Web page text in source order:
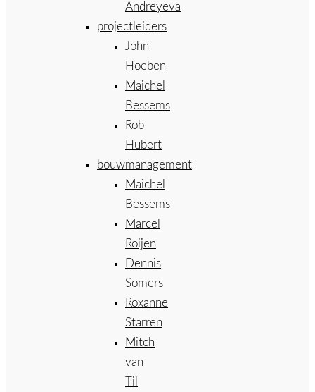
Andreyeva
projectleiders
John
Hoeben
Maichel
Bessems
Rob
Hubert
bouwmanagement
Maichel
Bessems
Marcel
Roijen
Dennis
Somers
Roxanne
Starren
Mitch
van
Til